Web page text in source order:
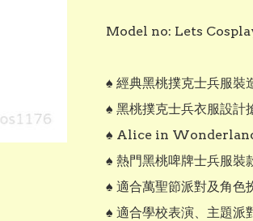
Model no: Lets
♠️ 經典黑桃撲克士兵服裝
♠️ 黑桃撲克士兵衣服設計
♠️ Alice in Wonderland
♠️ 熱門黑桃啤牌士兵服裝
♠️ 適合萬聖節派對及角色
♠️ 適合學校表演、主題派